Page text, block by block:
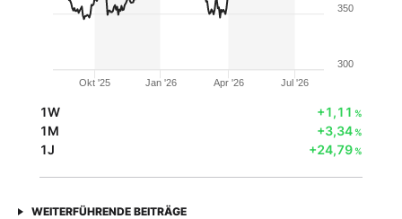
Okt '25 Jan '26 Apr '26 Jul '26
300
350
1W +1,11 %
1M +3,34%
1J +24,79%
WEITERFÜHRENDE BEITRÄGE